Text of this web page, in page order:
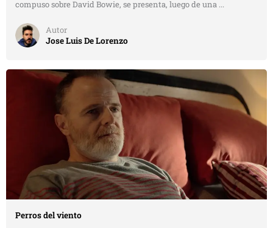
compuso sobre David Bowie, se presenta, luego de una ...
Autor
Jose Luis De Lorenzo
Perros del viento